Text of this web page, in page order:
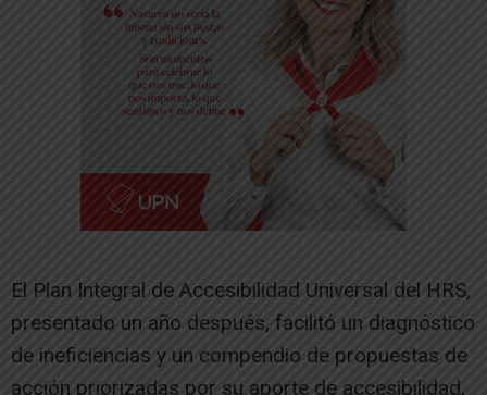
El Plan Integral de Accesibilidad Universal del HRS,
presentado un año después, facilitó un diagnóstico
de ineficiencias y un compendio de propuestas de
acción priorizadas por su aporte de accesibilidad,